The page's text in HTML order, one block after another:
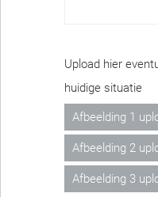
Upload hier
huidige situatie
Afbeelding 1
Afbeelding 2
Afbeelding 3